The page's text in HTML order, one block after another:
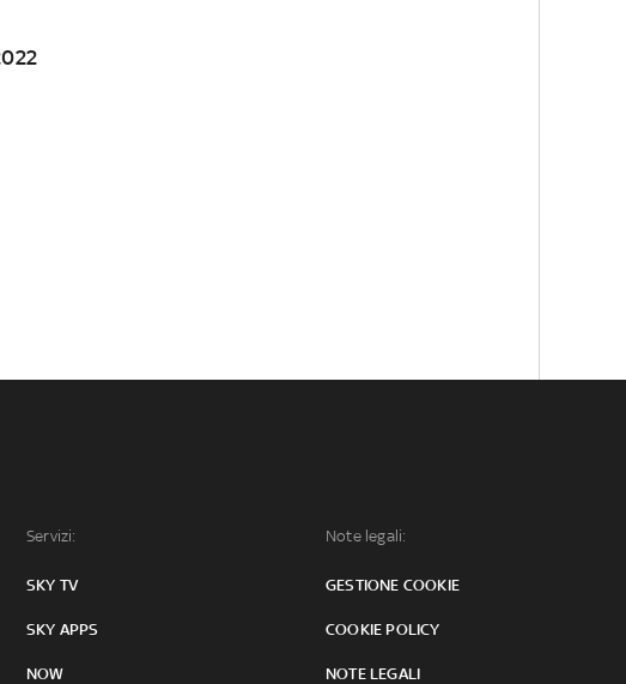
Servizi:
SKY TV
SKY APPS
NOW
Note legali:
GESTIONE COOKIE
COOKIE POLICY
NOTE LEGALI